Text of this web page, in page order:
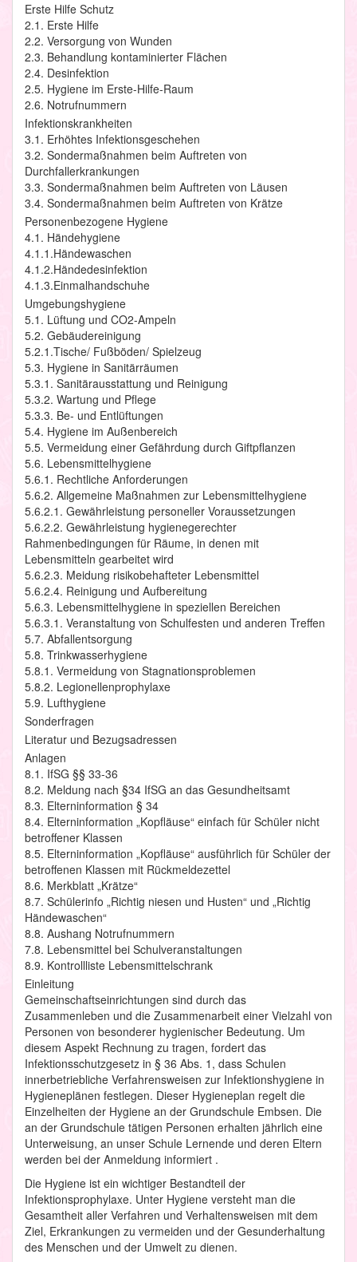
Erste Hilfe Schutz
2.1. Erste Hilfe
2.2. Versorgung von Wunden
2.3. Behandlung kontaminierter Flächen
2.4. Desinfektion
2.5. Hygiene im Erste-Hilfe-Raum
2.6. Notrufnummern
Infektionskrankheiten
3.1. Erhöhtes Infektionsgeschehen
3.2. Sondermaßnahmen beim Auftreten von
Durchfallerkrankungen
3.3. Sondermaßnahmen beim Auftreten von Läusen
3.4. Sondermaßnahmen beim Auftreten von Krätze
Personenbezogene Hygiene
4.1. Händehygiene
4.1.1.Händewaschen
4.1.2.Händedesinfektion
4.1.3.Einmalhandschuhe
Umgebungshygiene
5.1. Lüftung und CO2-Ampeln
5.2. Gebäudereinigung
5.2.1.Tische/ Fußböden/ Spielzeug
5.3. Hygiene in Sanitärräumen
5.3.1. Sanitärausstattung und Reinigung
5.3.2. Wartung und Pflege
5.3.3. Be- und Entlüftungen
5.4. Hygiene im Außenbereich
5.5. Vermeidung einer Gefährdung durch Giftpflanzen
5.6. Lebensmittelhygiene
5.6.1. Rechtliche Anforderungen
5.6.2. Allgemeine Maßnahmen zur Lebensmittelhygiene
5.6.2.1. Gewährleistung personeller Voraussetzungen
5.6.2.2. Gewährleistung hygienegerechter
Rahmenbedingungen für Räume, in denen mit
Lebensmitteln gearbeitet wird
5.6.2.3. Meidung risikobehafteter Lebensmittel
5.6.2.4. Reinigung und Aufbereitung
5.6.3. Lebensmittelhygiene in speziellen Bereichen
5.6.3.1. Veranstaltung von Schulfesten und anderen Treffen
5.7. Abfallentsorgung
5.8. Trinkwasserhygiene
5.8.1. Vermeidung von Stagnationsproblemen
5.8.2. Legionellenprophylaxe
5.9. Lufthygiene
Sonderfragen
Literatur und Bezugsadressen
Anlagen
8.1. IfSG §§ 33-36
8.2. Meldung nach §34 IfSG an das Gesundheitsamt
8.3. Elterninformation § 34
8.4. Elterninformation „Kopfläuse“ einfach für Schüler nicht
betroffener Klassen
8.5. Elterninformation „Kopfläuse“ ausführlich für Schüler der
betroffenen Klassen mit Rückmeldezettel
8.6. Merkblatt „Krätze“
8.7. Schülerinfo „Richtig niesen und Husten“ und „Richtig
Händewaschen“
8.8. Aushang Notrufnummern
7.8. Lebensmittel bei Schulveranstaltungen
8.9. Kontrollliste Lebensmittelschrank
Einleitung
Gemeinschaftseinrichtungen sind durch das
Zusammenleben und die Zusammenarbeit einer Vielzahl von
Personen von besonderer hygienischer Bedeutung. Um
diesem Aspekt Rechnung zu tragen, fordert das
Infektionsschutzgesetz in § 36 Abs. 1, dass Schulen
innerbetriebliche Verfahrensweisen zur Infektionshygiene in
Hygieneplänen festlegen. Dieser Hygieneplan regelt die
Einzelheiten der Hygiene an der Grundschule Embsen. Die
an der Grundschule tätigen Personen erhalten jährlich eine
Unterweisung, an unser Schule Lernende und deren Eltern
werden bei der Anmeldung informiert .
Die Hygiene ist ein wichtiger Bestandteil der
Infektionsprophylaxe. Unter Hygiene versteht man die
Gesamtheit aller Verfahren und Verhaltensweisen mit dem
Ziel, Erkrankungen zu vermeiden und der Gesunderhaltung
des Menschen und der Umwelt zu dienen.